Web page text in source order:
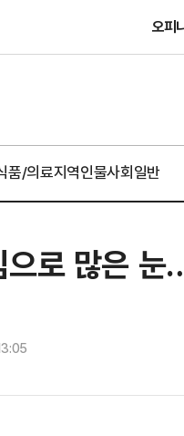
오피
품/의료지역인물사회일반
로 많은